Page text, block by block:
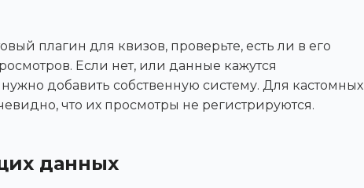
плагин для квизов, проверьте, есть ли в его
Если нет, или данные кажутся
добавить собственную систему. Для кастомных
что их просмотры не регистрируются.
данных